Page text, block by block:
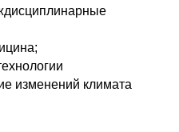
изменений климата